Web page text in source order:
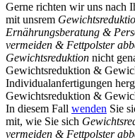
Gerne richten wir uns nach
mit unsrem
Ernährungsberatung &
vermeiden & Fettpolster
Gewichtsreduktion nicht
Gewichtsreduktion &
Individualanfertigungen
Gewichtsreduktion &
In diesem Fall wenden Sie
mit, wie Sie sich
vermeiden & Fettpolster